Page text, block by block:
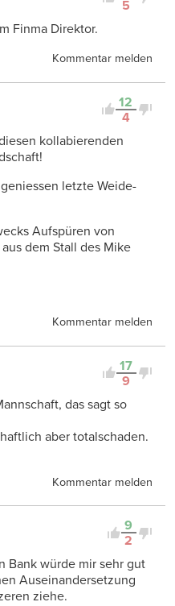
5
Finma Direktor.
Kommentar melden
12
4
kollabierenden
letzte Weide-
Aufspüren von
dem Stall des Mike
Kommentar melden
17
9
das sagt so
aber totalschaden.
Kommentar melden
9
2
Bank würde mir sehr gut
Auseinandersetzung
ziehe.